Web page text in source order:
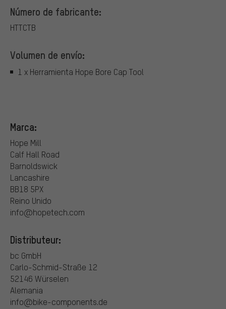
Número de fabricante:
HTTCTB
Volumen de envío:
1 x Herramienta Hope Bore Cap Tool
Marca:
Hope Mill
Calf Hall Road
Barnoldswick
Lancashire
BB18 5PX
Reino Unido
info@hopetech.com
Distributeur:
bc GmbH
Carlo-Schmid-Straße 12
52146 Würselen
Alemania
info@bike-components.de